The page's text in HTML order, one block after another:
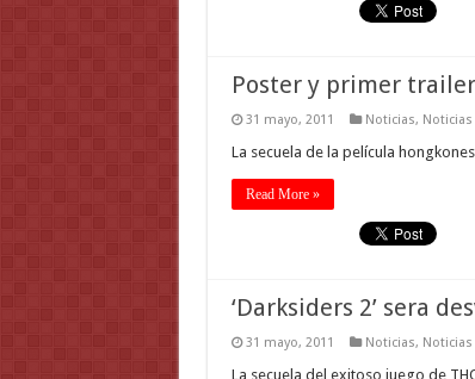
Poster y primer trailer
31 mayo, 2011 Noticias, Noticias
La secuela de la película
Read More »
‘Darksiders 2’ sera
31 mayo, 2011 Noticias,
La secuela del exitoso juego de